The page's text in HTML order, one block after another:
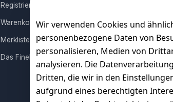
Wir verwenden Cookies und
personenbezogene Daten von
personalisieren, Medien von
analysieren. Die
Dritten, die wir in den
aufgrund eines berechtigten
Registrieren
Warenkorb
Merkliste
Das FineBuy-Magazin